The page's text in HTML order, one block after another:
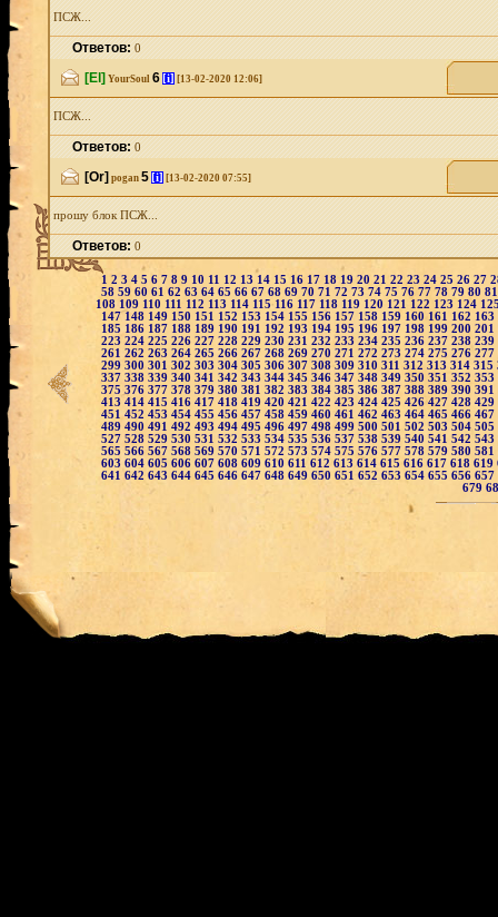
ПСЖ...
Ответов:0
[El] YourSoul 6 [i] [13-02-2020 12:06]
ПСЖ...
Ответов:0
[Or] pogan 5 [i] [13-02-2020 07:55]
прошу блок ПСЖ...
Ответов:0
1 2 3 4 5 6 7 8 9 10 11 12 13 14 15 16 17 1819 20 21 22 23 24 25 26 27
58 59 60 61 62 63 64 65 66 67 68 69 70 71 72 73 74 75 76 77 78 79 80
108 109 110 111 112 113 114 115116 117 118 119 120 121 122 123 124
147 148 149 150 151 152 153 154 155 156 157 158 159 160 161 162 163
185 186 187 188 189 190 191 192 193 194 195 196 197 198 199 200 201
223 224 225 226 227 228 229 230 231 232 233 234 235 236 237 238 239
261 262 263 264 265 266 267 268 269 270 271 272 273 274 275 276 277
299 300 301 302 303 304 305 306 307 308 309 310 311 312 313 314 315
337 338 339 340 341 342 343 344 345 346 347 348 349 350 351 352 353
375 376 377 378 379 380 381 382 383 384 385 386 387 388 389 390 391
413 414 415 416 417 418 419 420 421 422 423 424 425 426 427 428 429
451 452 453 454 455 456 457 458 459 460 461 462 463 464 465 466 467
489 490 491 492 493 494 495 496 497 498 499 500 501 502 503 504 505
527 528 529 530 531 532 533 534 535 536 537 538 539 540 541 542 543
565 566 567 568 569 570 571 572 573 574 575 576 577 578 579 580 581
603 604 605 606 607 608 609 610 611 612 613 614 615 616 617 618 619
641 642 643 644 645 646 647 648 649 650 651 652 653 654 655 656 657
679